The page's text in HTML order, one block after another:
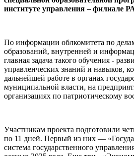
институте управления – филиале
По информации облкомитета по
образований, внутренней и
главная задача такого обучения -
управленческих знаний и навыков,
дальнейшей работе в органах
муниципальной власти, на
организациях по патриотическому
Участникам проекта подготовили
по 11 дней. Первый из них —
система государственного